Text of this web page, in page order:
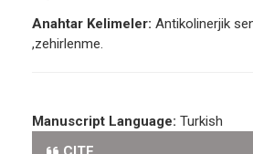
Anahtar Kelimeler: Antikolinerjik
,zehirlenme.
Manuscript Language: Turkish